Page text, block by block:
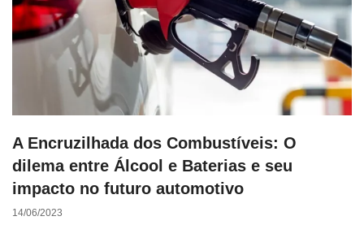
A Encruzilhada dos Combustíveis: O
dilema entre Álcool e Baterias e seu
impacto no futuro automotivo
14/06/2023